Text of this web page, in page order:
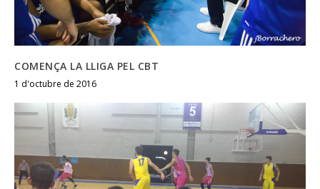
COMENÇA LA LLIGA PEL CBT
1 d'octubre de 2016